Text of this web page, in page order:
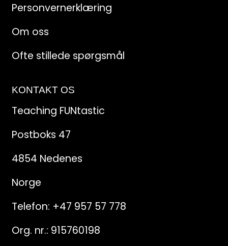
Personvernerklæring
Om oss
Ofte stillede spørgsmål
KONTAKT OS
Teaching FUNtastic
Postboks 47
4854 Nedenes
Norge
Telefon: +47 957 57 778
Org. nr.: 915760198